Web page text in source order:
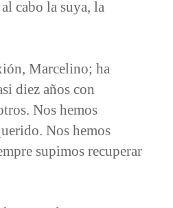
cabo la suya, la
Marcelino; ha
diez años con
Nos hemos
Nos hemos
supimos recuperar